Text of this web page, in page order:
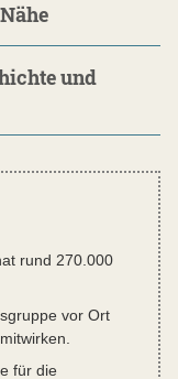
und
rund 270.000
vor Ort
für die